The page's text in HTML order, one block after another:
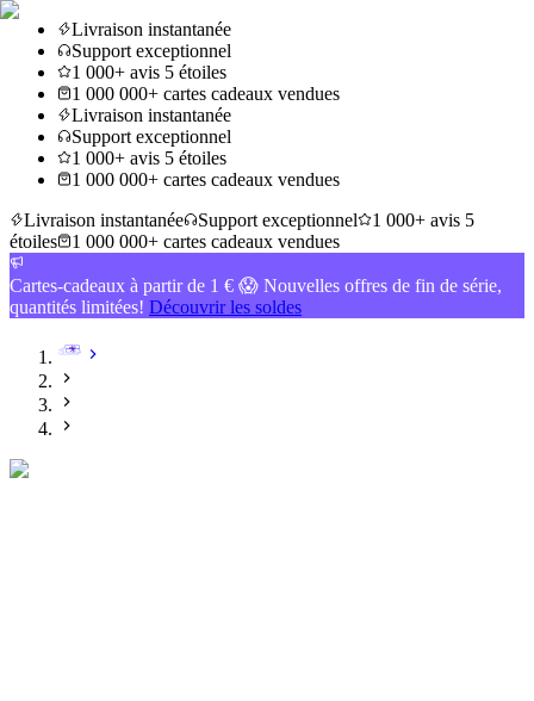
Livraison instantanée
Support exceptionnel
1 000+ avis 5 étoiles
1 000 000+ cartes cadeaux vendues
Livraison instantanée
Support exceptionnel
1 000+ avis 5 étoiles
1 000 000+ cartes cadeaux vendues
Livraison instantanée
Support exceptionnel
1 000+ avis 5
étoiles
1 000 000+ cartes cadeaux vendues
Cartes-cadeaux à partir de 1 € 😱 Nouvelles offres de fin de série,
quantités limitées! Découvrir les soldes